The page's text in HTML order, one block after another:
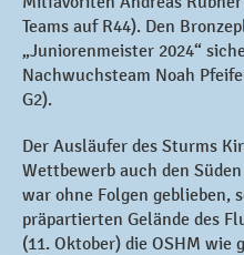
Teams auf R44). Den
„Juniorenmeister 2024“
Nachwuchsteam Noah
G2).
Der Ausläufer des Sturms
Wettbewerb auch den
war ohne Folgen geblieben,
präpartierten Gelände des
(11. Oktober) die OSHM